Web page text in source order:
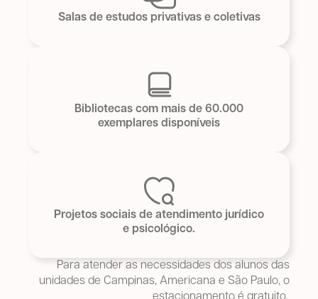
Salas de estudos privativas e coletivas
Bibliotecas com mais de 60.000
exemplares disponíveis
Projetos sociais de atendimento jurídico
e psicológico.
Para atender as necessidades dos alunos das
unidades de Campinas, Americana e São Paulo, o